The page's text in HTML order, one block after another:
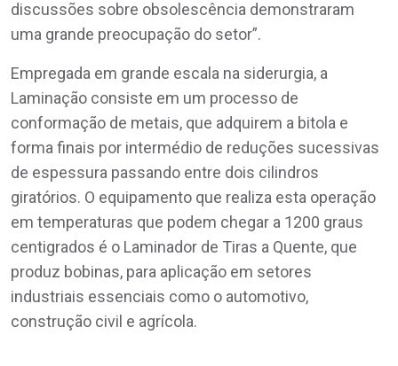
discussões sobre obsolescência demonstraram
uma grande preocupação do setor”.
Empregada em grande escala na siderurgia, a
Laminação consiste em um processo de
conformação de metais, que adquirem a bitola e
forma finais por intermédio de reduções sucessivas
de espessura passando entre dois cilindros
giratórios. O equipamento que realiza esta operação
em temperaturas que podem chegar a 1200 graus
centigrados é o Laminador de Tiras a Quente, que
produz bobinas, para aplicação em setores
industriais essenciais como o automotivo,
construção civil e agrícola.